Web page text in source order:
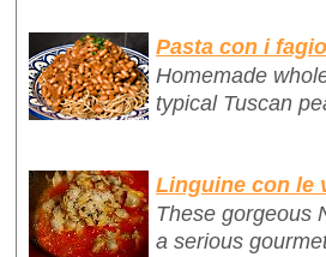
Pasta con i
Homemade
typical Tuscan
Linguine con le
These gorgeous
a serious